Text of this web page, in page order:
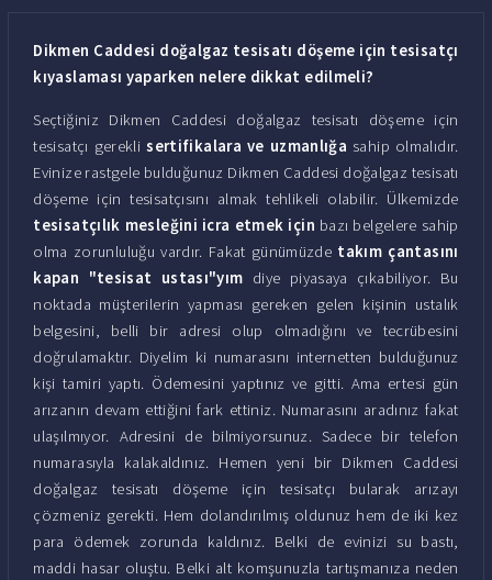
Dikmen Caddesi doğalgaz tesisatı döşeme için tesisatçı
kıyaslaması yaparken nelere dikkat edilmeli?
Seçtiğiniz Dikmen Caddesi doğalgaz tesisatı döşeme için
tesisatçı gereklisertifikalara ve uzmanlığa sahip olmalıdır.
Evinize rastgele bulduğunuz Dikmen Caddesi doğalgaz tesisatı
döşeme için tesisatçısını almak tehlikeli olabilir. Ülkemizde
tesisatçılık mesleğini icra etmek için bazı belgelere sahip
olma zorunluluğu vardır. Fakat günümüzde takım çantasını
kapan "tesisat ustası"yım diye piyasaya çıkabiliyor. Bu
noktada müşterilerin yapması gereken gelen kişinin ustalık
belgesini, belli bir adresi olup olmadığını ve tecrübesini
doğrulamaktır. Diyelim ki numarasını internetten bulduğunuz
kişi tamiri yaptı. Ödemesini yaptınız ve gitti. Ama ertesi gün
arızanın devam ettiğini fark ettiniz. Numarasını aradınız fakat
ulaşılmıyor. Adresini de bilmiyorsunuz. Sadece bir telefon
numarasıyla kalakaldınız. Hemen yeni bir Dikmen Caddesi
doğalgaz tesisatı döşeme için tesisatçı bularak arızayı
çözmeniz gerekti. Hem dolandırılmış oldunuz hem de iki kez
para ödemek zorunda kaldınız. Belki de evinizi su bastı,
maddi hasar oluştu. Belki alt komşunuzla tartışmanıza neden